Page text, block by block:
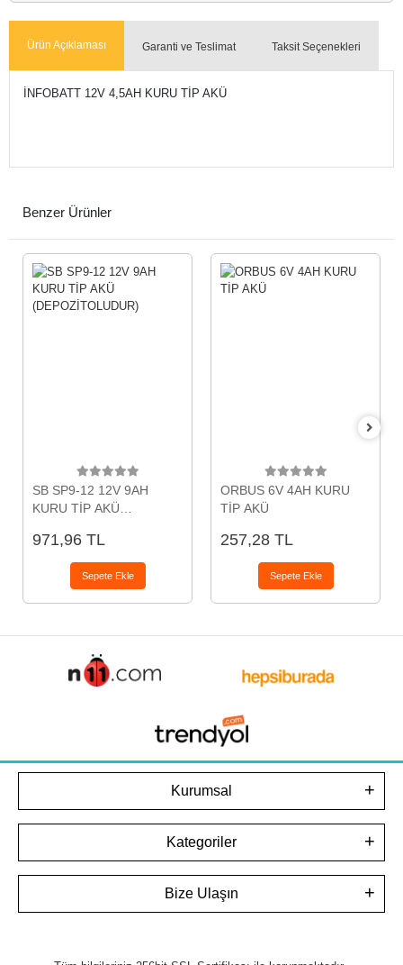
Ürün Açıklaması Garanti ve Teslimat Taksit Seçenekleri
İNFOBATT 12V 4,5AH KURU TİP AKÜ
Benzer Ürünler
SB SP9-12 12V 9AH
KURU TİP AKÜ
971,96 TL
Sepete Ekle
ORBUS 6V 4AH KURU
TİP AKÜ
257,28 TL
Sepete Ekle
Kurumsal
Kategoriler
Bize Ulaşın